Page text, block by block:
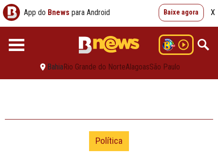
App do Bnews para Android Baixe agora X
BahiaRio Grande do NorteAlagoasSão Paulo
Política